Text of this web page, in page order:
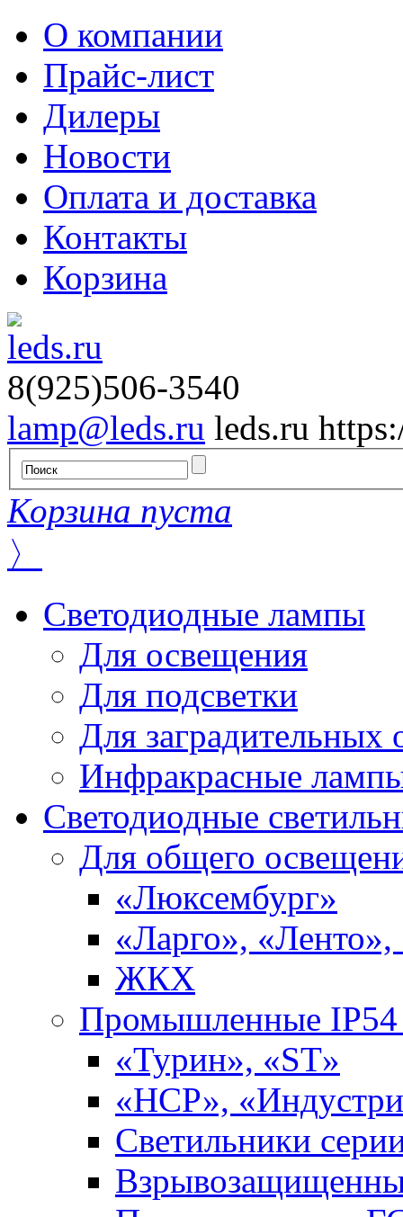
О компании
Прайс-лист
Дилеры
Новости
Оплата и доставка
Контакты
Корзина
8(925)506-3540
lamp@leds.ru leds.ru
Корзина пуста
〉
Светодиодные лампы
Для освещения
Для подсветки
Для заградительных
Инфракрасные
Светодиодные
Для общего
«Люксембург»
«Ларго»,
ЖКХ
Промышленные IP54
«Турин», «ST»
«НСР»,
Светильники